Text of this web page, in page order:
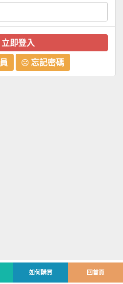
即登入
忘記密碼
如何購買 回首頁